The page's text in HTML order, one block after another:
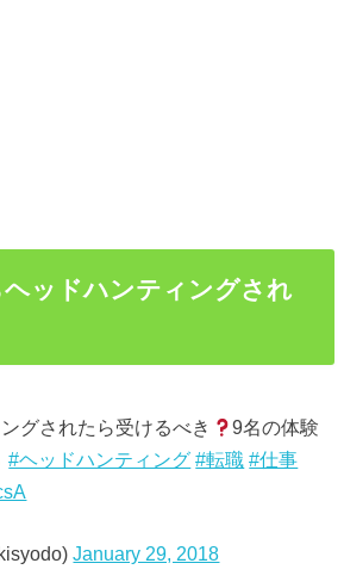
ッドハンティングされ
グされたら受けるべき
9名の体験
#ヘッドハンティング #転職 #仕事
January 29, 2018